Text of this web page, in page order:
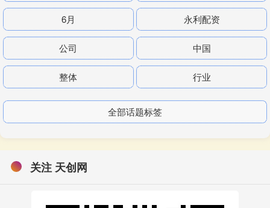
6月 永利配资
公司 中国
整体 行业
全部话题标签
关注 天创网